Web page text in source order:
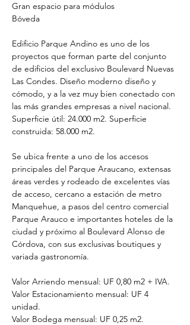
Gran espacio para módulos
Bóveda
Edificio Parque Andino es uno de los
proyectos que forman parte del conjunto
de edificios del exclusivo Boulevard Nuevas
Las Condes. Diseño moderno diseño y
cómodo, y a la vez muy bien conectado con
las más grandes empresas a nivel nacional.
Superficie útil: 24.000 m2. Superficie
construida: 58.000 m2.
Se ubica frente a uno de los accesos
principales del Parque Araucano, extensas
áreas verdes y rodeado de excelentes vías
de acceso, cercano a estación de metro
Manquehue, a pasos del centro comercial
Parque Arauco e importantes hoteles de la
ciudad y próximo al Boulevard Alonso de
Córdova, con sus exclusivas boutiques y
variada gastronomía.
Valor Arriendo mensual: UF 0,80 m2 + IVA.
Valor Estacionamiento mensual: UF 4
unidad.
Valor Bodega mensual: UF 0,25 m2.